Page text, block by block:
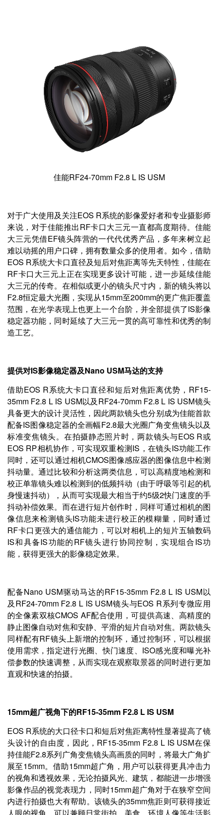
佳能RF24-70mm F2.8 L IS USM
对于广大使用及关注EOS R系统的影像爱好者和专业摄影师
来说，对于佳能推出RF卡口大三元一直都高度期待。佳能
大三元凭借EF镜头阵营的一代代优秀产品，多年来树立起
难以动摇的用户口碑，拥有数量众多的使用者。如今，借助
EOS R系统大卡口直径及短后对焦距离等先天特性，佳能在
RF卡口大三元上正在实现更多设计可能，进一步延续佳能
大三元的传奇。在相似或更小的镜头尺寸内，新的镜头将以
F2.8恒定最大光圈，实现从15mm至200mm的更广焦距覆盖
范围，在光学表现上也更上一个台阶，并全部提供了IS影像
稳定器功能，同时延续了大三元一贯的高可靠性和优秀的制
造工艺。
提供对IS影像稳定器及Nano USM马达的支持
借助EOS R系统大卡口直径和短后对焦距离优势，RF15-
35mm F2.8 L IS USM以及RF24-70mm F2.8 L IS USM镜头
具备更大的设计灵活性，因此两款镜头也分别成为佳能首款
配备IS图像稳定器的全画幅F2.8最大光圈广角变焦镜头以及
标准变焦镜头。在拍摄静态照片时，两款镜头与EOS R或
EOS RP相机协作，可实现双重检测IS，在镜头IS功能工作
同时，还可以通过相机CMOS图像感应器的图像信息中检测
抖动量。通过比较和分析这两类信息，可以高精度地检测和
校正单靠镜头难以检测到的低频抖动（由于呼吸等引起的机
身慢速抖动），从而可实现最大相当于约5级2快门速度的手
抖动补偿效果。而在进行短片创作时，同样可通过相机的图
像信息来检测镜头IS功能未进行校正的模糊量，同时通过
RF卡口更强大的通信能力，可以对相机上的短片五轴数码
IS和具备IS功能的RF镜头进行协同控制，实现组合IS功
能，获得更强大的影像稳定效果。
配备Nano USM驱动马达的RF15-35mm F2.8 L IS USM以
及RF24-70mm F2.8 L IS USM镜头与EOS R系列专微应用
的全像素双核CMOS AF配合使用，可提供高速、高精度的
静止图像自动对焦和安静、平滑的短片自动对焦。两款镜头
同样配有RF镜头上新增的控制环，通过控制环，可以根据
使用需求，指定进行光圈、快门速度、ISO感光度和曝光补
偿参数的快速调整，从而实现在观察取景器的同时进行更加
直观和快速的拍摄。
15mm超广视角下的RF15-35mm F2.8 L IS USM
EOS R系统的大口径卡口和短后对焦距离特性显著提高了镜
头设计的自由度，因此，RF15-35mm F2.8 L IS USM在保
持佳能F2.8系列广角变焦镜头高画质的同时，将最大广角扩
展至15mm。借助15mm超广角，用户可以获得更具冲击力
的视角和透视效果，无论拍摄风光、建筑，都能进一步增强
影像作品的视觉表现力，同时15mm超广角对于在狭窄空间
内进行拍摄也大有帮助。该镜头的35mm焦距则可获得接近
人眼的视角，可以兼顾日常街拍、美食、环境人像等生活影